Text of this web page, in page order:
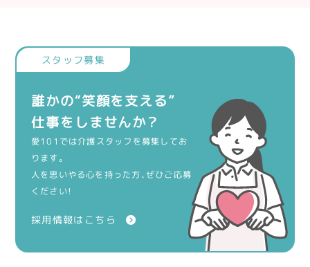
誰かの“笑顔を支える”
仕事をしませんか？
愛101では介護スタッフを募集してお
ります。
人を思いやる心を持った方、ぜひご応募
ください！
採用情報はこちら